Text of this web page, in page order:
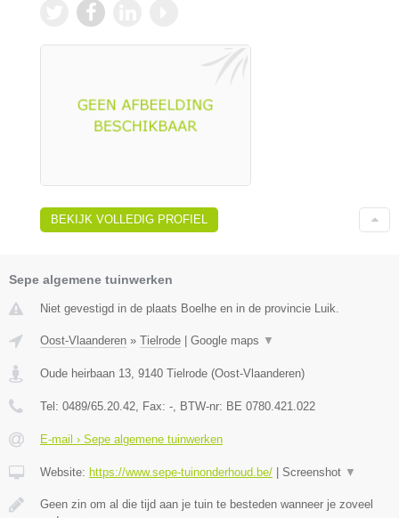
BEKIJK VOLLEDIG PROFIEL
Sepe algemene tuinwerken
Niet gevestigd in de plaats Boelhe en in de provincie Luik.
Oost-Vlaanderen » Tielrode | Google maps ▼
Oude heirbaan 13 9140 Tielrode (Oost-Vlaanderen)
Tel: 0489/65.20.42 , Fax: - , BTW-nr: BE 0780.421.022
E-mail › Sepe algemene tuinwerken
Website: https://www.sepe-tuinonderhoud.be/ | Screenshot ▼
Geen zin om al die tijd aan je tuin te besteden wanneer je zoveel